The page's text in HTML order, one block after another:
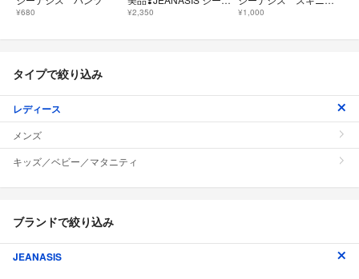
¥680 ¥2,350 ¥1,000
タイプで絞り込み
レディース
メンズ
キッズ／ベビー／マタニティ
ブランドで絞り込み
JEANASIS